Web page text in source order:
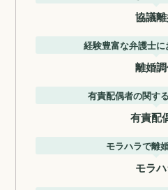
協議
経験豊富な弁護士
離婚
有責配偶者の関す
有責配
モラハラで離
モラ